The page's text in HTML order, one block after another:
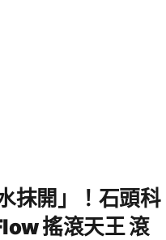
抹開」！石頭科
搖滾天王 滾